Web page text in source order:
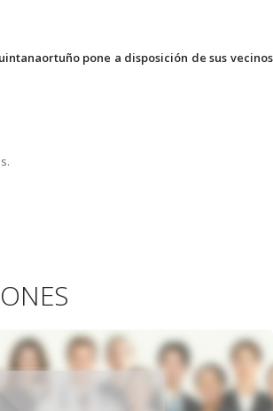
pone a disposición de sus vecinos